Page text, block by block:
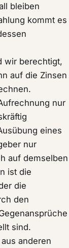
bleiben
kommt es
wir berechtigt,
auf die Zinsen
nur
eines
nur
auf demselben
ist die
die
den
sind.
anderen